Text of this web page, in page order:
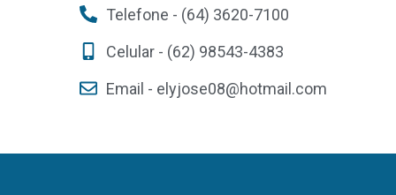
Telefone - (64) 3620-7100
Celular - (62) 98543-4383
Email - elyjose08@hotmail.com